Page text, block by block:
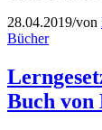
28.04.2019/von
Bücher
Buch